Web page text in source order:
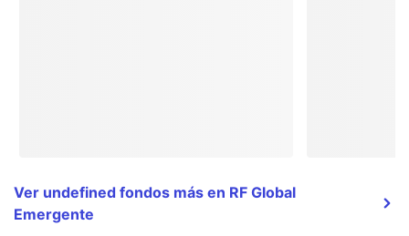
Ver undefined fondos más en RF Global
Emergente